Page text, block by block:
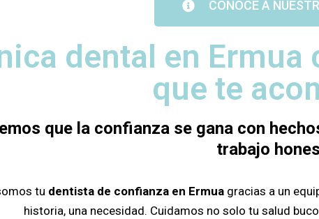
CONOCE A
dental en
que te
que la confianza se gana con
trabajo
tu dentista de confianza en Ermua gracias a un
historia, una necesidad. Cuidamos no solo tu salud